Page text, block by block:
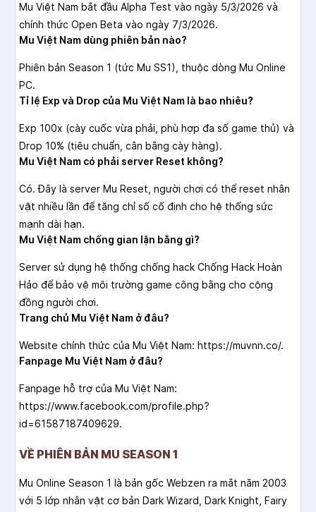
Mu Việt Nam bắt đầu Alpha Test vào ngày 5/3/2026 và
chính thức Open Beta vào ngày 7/3/2026.
Mu Việt Nam dùng phiên bản nào?
Phiên bản Season 1 (tức Mu SS1), thuộc dòng Mu Online
PC.
Tỉ lệ Exp và Drop của Mu Việt Nam là bao nhiêu?
Exp 100x (cày cuốc vừa phải, phù hợp đa số game thủ) và
Drop 10% (tiêu chuẩn, cân bằng cày hàng).
Mu Việt Nam có phải server Reset không?
Có. Đây là server Mu Reset, người chơi có thể reset nhân
vật nhiều lần để tăng chỉ số cố định cho hệ thống sức
mạnh dài hạn.
Mu Việt Nam chống gian lận bằng gì?
Server sử dụng hệ thống chống hack Chống Hack Hoàn
Hảo để bảo vệ môi trường game công bằng cho cộng
đồng người chơi.
Trang chủ Mu Việt Nam ở đâu?
Website chính thức của Mu Việt Nam: https://muvnn.co/.
Fanpage Mu Việt Nam ở đâu?
Fanpage hỗ trợ của Mu Việt Nam:
https://www.facebook.com/profile.php?
id=61587187409629.
VỀ PHIÊN BẢN MU SEASON 1
Mu Online Season 1 là bản gốc Webzen ra mắt năm 2003
với 5 lớp nhân vật cơ bản Dark Wizard, Dark Knight, Fairy